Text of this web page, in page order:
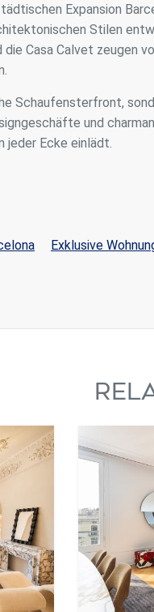
Expansion
Stilen
die Casa Calvet zeugen
Schaufensterfront,
und
jeder Ecke einlädt.
Exklusive